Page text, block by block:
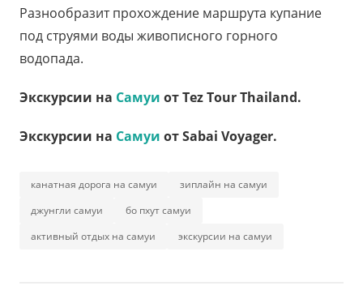
Разнообразит прохождение маршрута купание
под струями воды живописного горного
водопада.
Экскурсии на Самуи от Tez Tour Thailand.
Экскурсии на Самуи от Sabai Voyager.
канатная дорога на самуи
зиплайн на самуи
джунгли самуи
бо пхут самуи
активный отдых на самуи
экскурсии на самуи